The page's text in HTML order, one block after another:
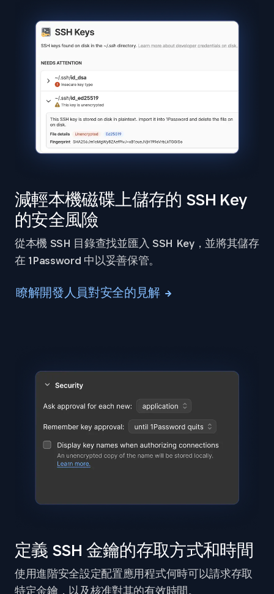
減輕本機磁碟上儲存的 SSH Key
的安全風險
從本機 SSH 目錄查找並匯入 SSH Key，並將其儲存
在 1Password 中以妥善保管。
瞭解開發人員對安全的見解
定義 SSH 金鑰的存取方式和時間
使用進階安全設定配置應用程式何時可以請求存取
特定金鑰，以及核准對其的有效時間。